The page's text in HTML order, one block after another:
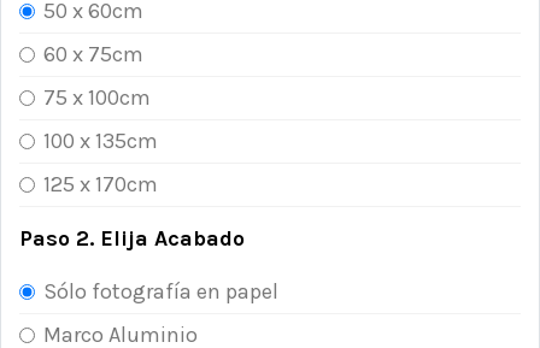
50 x 60cm
60 x 75cm
75 x 100cm
100 x 135cm
125 x 170cm
Paso 2. Elija Acabado
Sólo fotografía en papel
Marco Aluminio